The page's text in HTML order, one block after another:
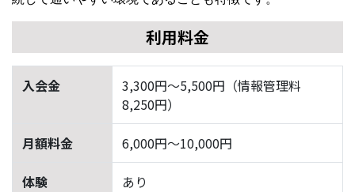
利用料金
入会金
3,300円〜5,500円（情報管理料
8,250円）
月額料金 6,000円〜10,000円
体験 あり